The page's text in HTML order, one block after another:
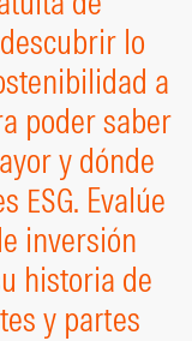
lo
a
poder saber
y dónde
ESG. Evalúe
inversión
historia de
y partes